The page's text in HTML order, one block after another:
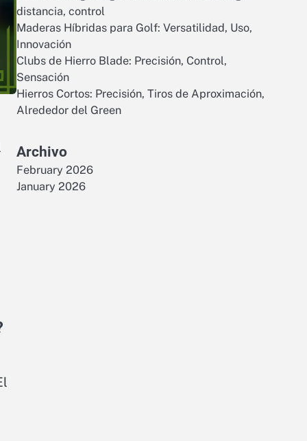
distancia, control
Maderas Híbridas para Golf: Versatilidad, Uso,
Innovación
Clubs de Hierro Blade: Precisión, Control,
Sensación
Hierros Cortos: Precisión, Tiros de Aproximación,
Alrededor del Green
Archivo
February 2026
January 2026